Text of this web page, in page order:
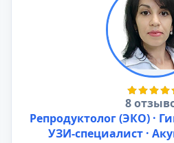
8
Репродуктолог (ЭКО) ·
УЗИ-специалист ·